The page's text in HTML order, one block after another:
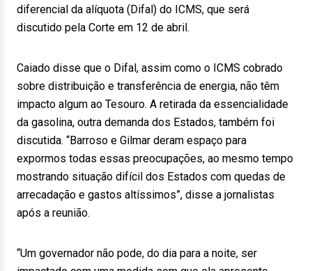
diferencial da alíquota (Difal) do ICMS, que será
discutido pela Corte em 12 de abril.
Caiado disse que o Difal, assim como o ICMS cobrado
sobre distribuição e transferência de energia, não têm
impacto algum ao Tesouro. A retirada da essencialidade
da gasolina, outra demanda dos Estados, também foi
discutida. “Barroso e Gilmar deram espaço para
expormos todas essas preocupações, ao mesmo tempo
mostrando situação difícil dos Estados com quedas de
arrecadação e gastos altíssimos”, disse a jornalistas
após a reunião.
“Um governador não pode, do dia para a noite, ser